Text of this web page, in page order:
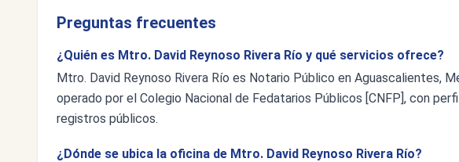
Preguntas frecuentes
¿Quién es Mtro. David Reynoso Rivera Río y qué servicios ofrece?
Mtro. David Reynoso Rivera Río es Notario Público en Aguascalientes,
operado por el Colegio Nacional de Fedatarios Públicos [CNFP], con
registros públicos.
¿Dónde se ubica la oficina de Mtro. David Reynoso Rivera Río?